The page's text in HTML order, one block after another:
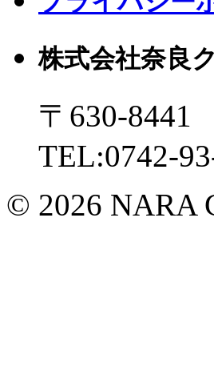
株式会社奈良
〒630-
TEL:0742-
© 2026 NARA